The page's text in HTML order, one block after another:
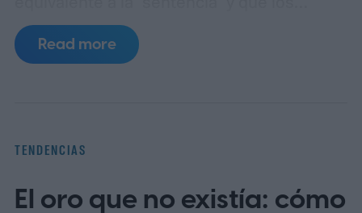
desarrolladores deben adoptar
urgentemente las tres leyes de la robótica
cuyas normas fueron diseñadas
Read more
TENDENCIAS
El oro que no existía: cómo